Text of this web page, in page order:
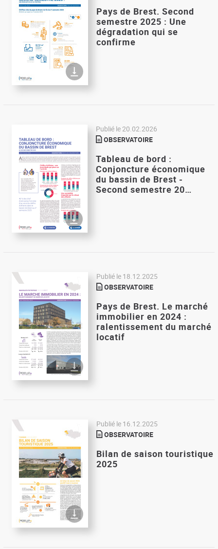
Pays de Brest. Second
semestre 2025 : Une
dégradation qui se
confirme
Publié le 20.02.2026
OBSERVATOIRE
Tableau de bord :
Conjoncture économique
du bassin de Brest -
Second semestre 20…
Publié le 18.12.2025
OBSERVATOIRE
Pays de Brest. Le marché
immobilier en 2024 :
ralentissement du marché
locatif
Publié le 16.12.2025
OBSERVATOIRE
Bilan de saison touristique
2025